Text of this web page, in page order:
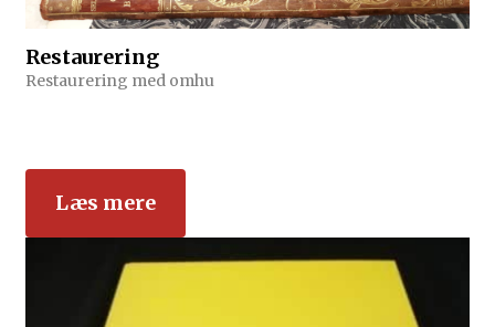
Restaurering
Restaurering med omhu
Læs mere